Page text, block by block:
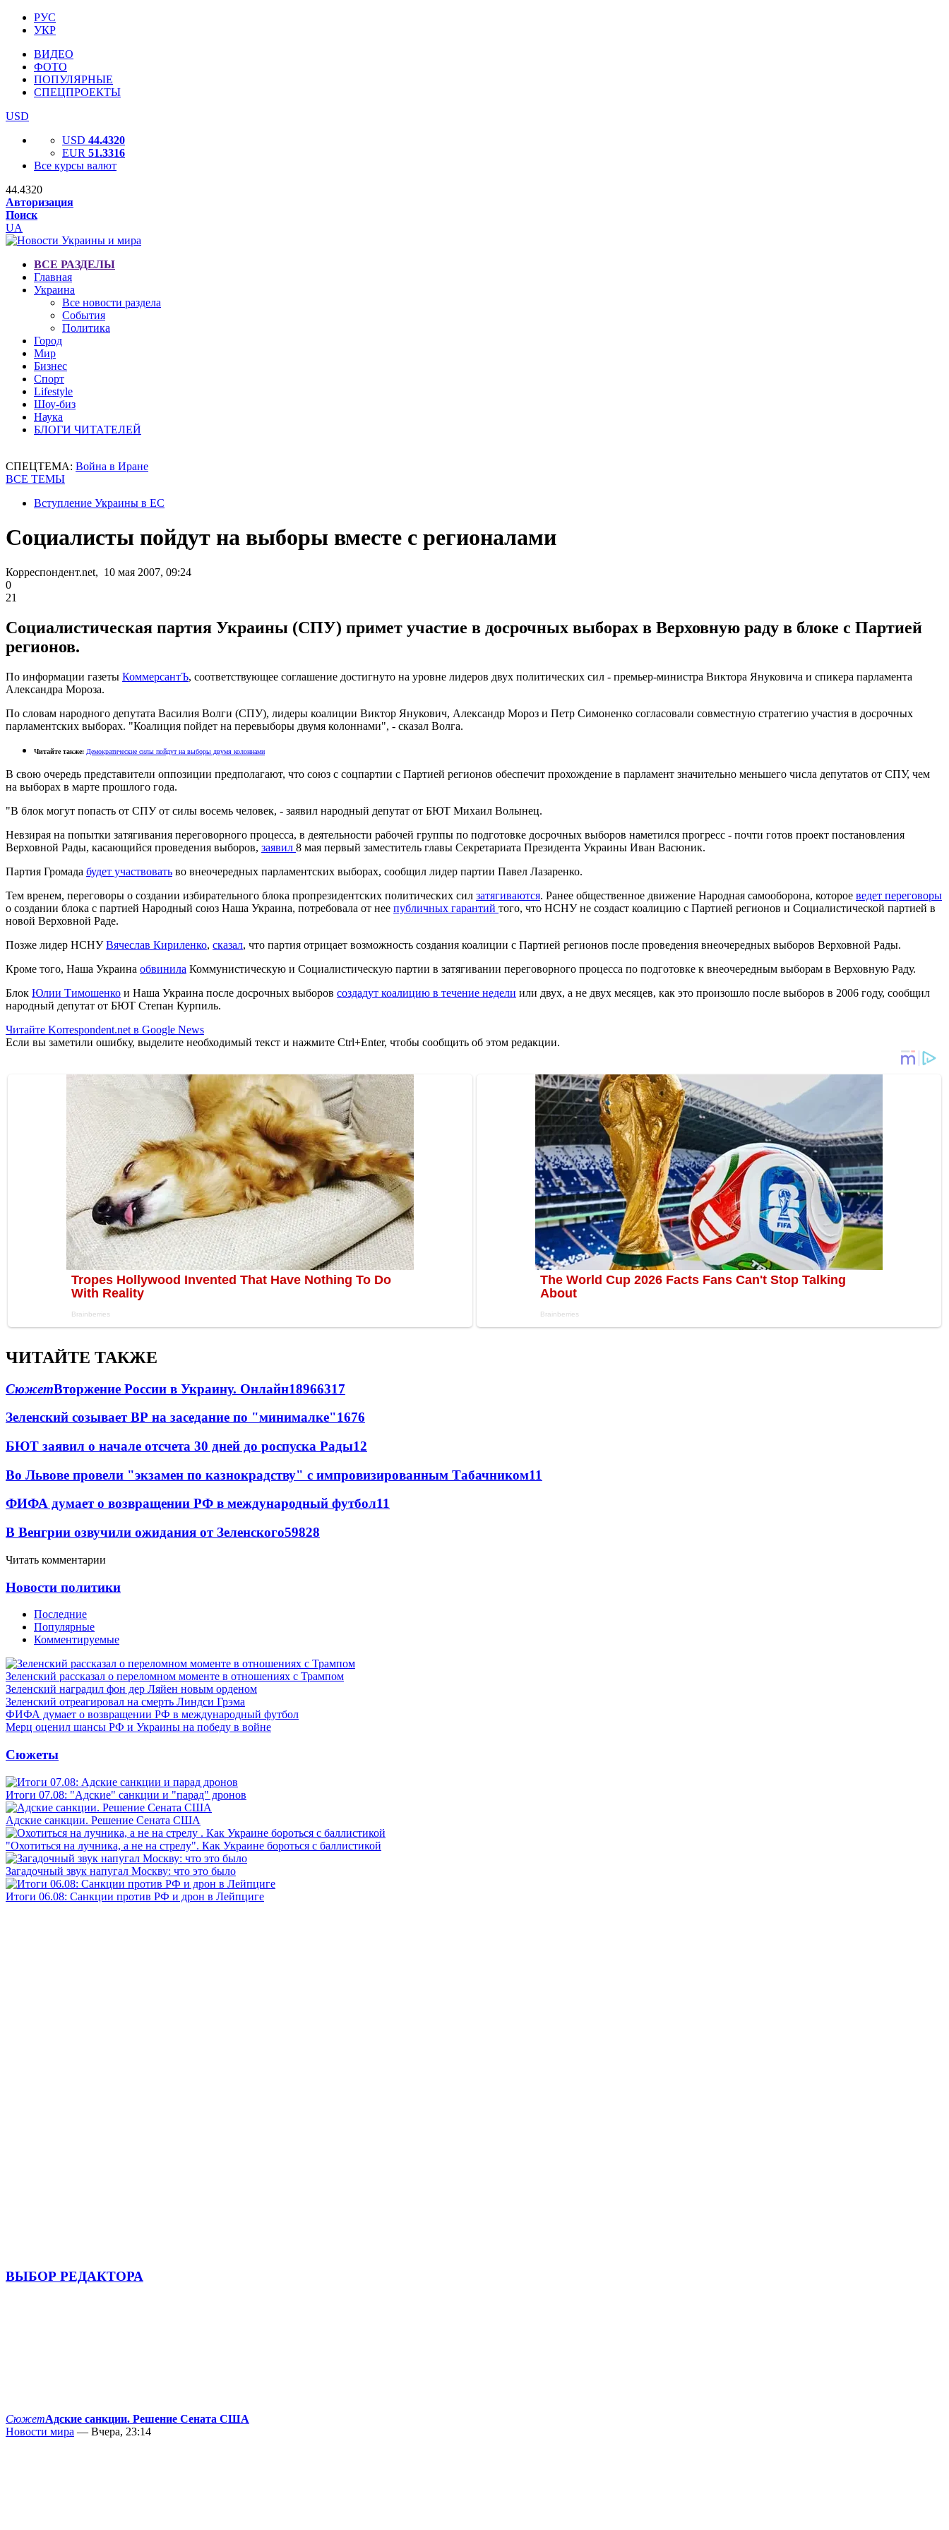
РУС
УКР
ВИДЕО
ФОТО
ПОПУЛЯРНЫЕ
СПЕЦПРОЕКТЫ
USD
USD 44.4320
EUR 51.3316
Все курсы валют
44.4320
Авторизация
Поиск
UA
ВСЕ РАЗДЕЛЫ
Главная
Украина
Все новости раздела
События
Политика
Город
Мир
Бизнес
Спорт
Lifestyle
Шоу-биз
Наука
БЛОГИ ЧИТАТЕЛЕЙ
СПЕЦТЕМА: Война в Иране
ВСЕ ТЕМЫ
Вступление Украины в ЕС
Социалисты пойдут на выборы вместе с регионалами
Корреспондент.net, 10 мая 2007, 09:24
0
21
Социалистическая партия Украины (СПУ) примет участие в досрочных выборах в Верховную раду в блоке с Партией
регионов.
По информации газеты КоммерсантЪ, соответствующее соглашение достигнуто на уровне лидеров двух политических сил - премьер-министра Виктора Януковича и спикера парламента
Александра Мороза.
По словам народного депутата Василия Волги (СПУ), лидеры коалиции Виктор Янукович, Александр Мороз и Петр Симоненко согласовали совместную стратегию участия в досрочных
парламентских выборах. "Коалиция пойдет на перевыборы двумя колоннами", - сказал Волга.
Читайте также: Демократические силы пойдут на выборы двумя колоннами
В свою очередь представители оппозиции предполагают, что союз с соцпартии с Партией регионов обеспечит прохождение в парламент значительно меньшего числа депутатов от СПУ, чем
на выборах в марте прошлого года.
"В блок могут попасть от СПУ от силы восемь человек, - заявил народный депутат от БЮТ Михаил Волынец.
Невзирая на попытки затягивания переговорного процесса, в деятельности рабочей группы по подготовке досрочных выборов наметился прогресс - почти готов проект постановления
Верховной Рады, касающийся проведения выборов, заявил 8 мая первый заместитель главы Секретариата Президента Украины Иван Васюник.
Партия Громада будет участвовать во внеочередных парламентских выборах, сообщил лидер партии Павел Лазаренко.
Тем вренем, переговоры о создании избирательного блока пропрезидентских политических сил затягиваются. Ранее общественное движение Народная самооборона, которое ведет переговоры
о создании блока с партией Народный союз Наша Украина, потребовала от нее публичных гарантий того, что НСНУ не создаст коалицию с Партией регионов и Социалистической партией в
новой Верховной Раде.
Позже лидер НСНУВячеслав Кириленко, сказал, что партия отрицает возможность создания коалиции с Партией регионов после проведения внеочередных выборов Верховной Рады.
Кроме того, Наша Украина обвинила Коммунистическую и Социалистическую партии в затягивании переговорного процесса по подготовке к внеочередным выборам в Верховную Раду.
Блок Юлии Тимошенко и Наша Украина после досрочных выборов создадут коалицию в течение недели или двух, а не двух месяцев, как это произошло после выборов в 2006 году, сообщил
народный депутат от БЮТ Степан Курпиль.
Читайте Korrespondent.net в Google News
Если вы заметили ошибку, выделите необходимый текст и нажмите Ctrl+Enter, чтобы сообщить об этом редакции.
ЧИТАЙТЕ ТАКЖЕ
СюжетВторжение России в Украину. Онлайн18966317
Зеленский созывает ВР на заседание по "минималке"1676
БЮТ заявил о начале отсчета 30 дней до роспуска Рады12
Во Львове провели "экзамен по казнокрадству" с импровизированным Табачником11
ФИФА думает о возвращении РФ в международный футбол11
В Венгрии озвучили ожидания от Зеленского59828
Читать комментарии
Новости политики
Последние
Популярные
Комментируемые
Зеленский рассказал о переломном моменте в отношениях с Трампом
Зеленский наградил фон дер Ляйен новым орденом
Зеленский отреагировал на смерть Линдси Грэма
ФИФА думает о возвращении РФ в международный футбол
Мерц оценил шансы РФ и Украины на победу в войне
Сюжеты
Итоги 07.08: "Адские" санкции и "парад" дронов
Адские санкции. Решение Сената США
"Охотиться на лучника, а не на стрелу". Как Украине бороться с баллистикой
Загадочный звук напугал Москву: что это было
Итоги 06.08: Санкции против РФ и дрон в Лейпциге
ВЫБОР РЕДАКТОРА
СюжетАдские санкции. Решение Сената США
Новости мира — Вчера, 23:14